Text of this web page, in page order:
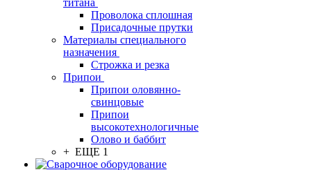
титана
Проволока сплошная
Присадочные прутки
Материалы специального
назначения
Строжка и резка
Припои
Припои оловянно-
свинцовые
Припои
высокотехнологичные
Олово и баббит
+ ЕЩЕ 1